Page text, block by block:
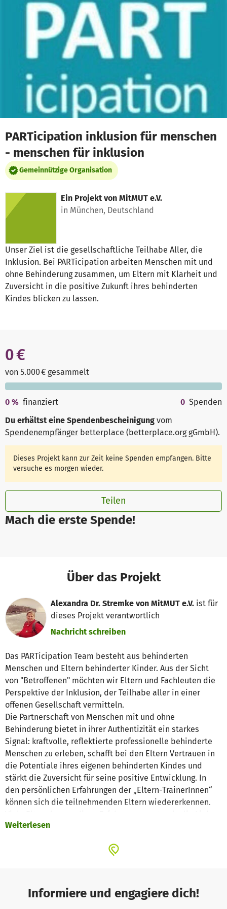
Zum Hauptinhalt springen
Erklärung zur Barrierefreiheit anzeigen
PARTicipation inklusion für menschen
- menschen für inklusion
Gemeinnützige Organisation
Ein Projekt von MitMUT e.V.
in München, Deutschland
Unser Ziel ist die gesellschaftliche Teilhabe Aller, die
Inklusion. Bei PARTicipation arbeiten Menschen mit und
ohne Behinderung zusammen, um Eltern mit Klarheit und
Zuversicht in die positive Zukunft ihres behinderten
Kindes blicken zu lassen.
Mach die erste Spende!
0 €
von 5.000 € gesammelt
0 % finanziert 0 Spenden
Du erhältst eine Spendenbescheinigung vom
Spendenempfänger betterplace (betterplace.org gGmbH).
Dieses Projekt kann zur Zeit keine Spenden empfangen. Bitte
versuche es morgen wieder.
Teilen
Über das Projekt
Alexandra Dr. Stremke von MitMUT e.V. ist für
dieses Projekt verantwortlich
Nachricht schreiben
Das PARTicipation Team besteht aus behinderten
Menschen und Eltern behinderter Kinder. Aus der Sicht
von "Betroffenen" möchten wir Eltern und Fachleuten die
Perspektive der Inklusion, der Teilhabe aller in einer
offenen Gesellschaft vermitteln.
Die Partnerschaft von Menschen mit und ohne
Behinderung bietet in ihrer Authentizität ein starkes
Signal: kraftvolle, reflektierte professionelle behinderte
Menschen zu erleben, schafft bei den Eltern Vertrauen in
die Potentiale ihres eigenen behinderten Kindes und
stärkt die Zuversicht für seine positive Entwicklung. In
den persönlichen Erfahrungen der „Eltern-TrainerInnen“
können sich die teilnehmenden Eltern wiedererkennen.
zu ihrem behinderten Kind entdecken.
grundsätzlich die Bereitschaft zur Entwicklung von
Handlungsanleitung. Aufgrund der noch vorherrschenden
aussondernden Strukturen gibt es nach wie vor zu wenig
Weiterlesen
Informiere und engagiere dich!